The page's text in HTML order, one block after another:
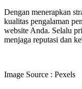
Dengan menerapkan
kualitas pengalaman
website Anda. Selalu
menjaga reputasi dan
Image Source : Pexels